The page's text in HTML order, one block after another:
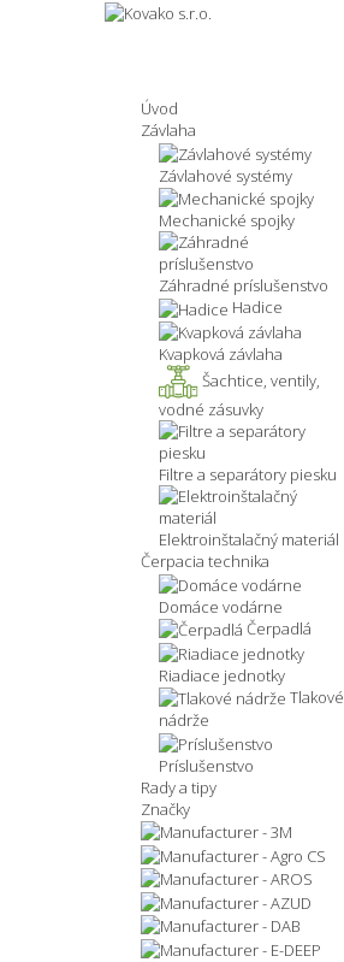
Úvod
Závlaha
Závlahové systémy
Mechanické spojky
Záhradné príslušenstvo
Hadice
Kvapková závlaha
Šachtice, ventily,
vodné zásuvky
Filtre a separátory piesku
Elektroinštalačný materiál
Čerpacia technika
Domáce vodárne
Čerpadlá
Riadiace jednotky
Tlakové
nádrže
Príslušenstvo
Rady a tipy
Značky